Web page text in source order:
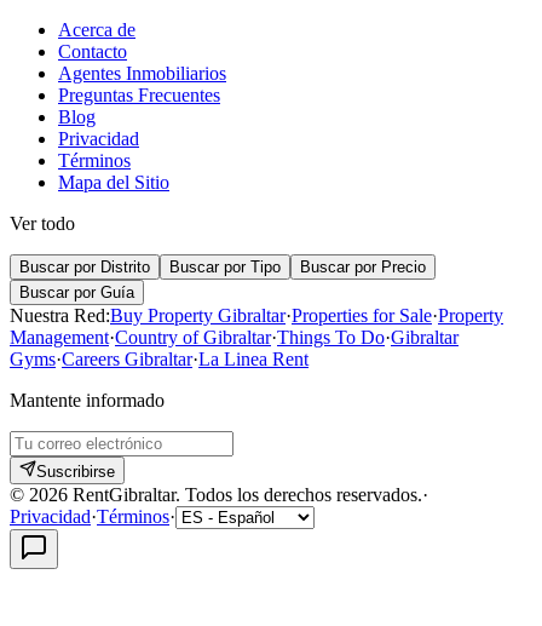
Acerca de
Contacto
Agentes Inmobiliarios
Preguntas Frecuentes
Blog
Privacidad
Términos
Mapa del Sitio
Ver todo
Buscar por Distrito Buscar por Tipo
Buscar por Precio
Buscar por Guía
Nuestra Red:Buy Property Gibraltar·Properties for Sale·Property
Management·Country of Gibraltar·Things To Do·Gibraltar
Gyms·Careers Gibraltar·La Linea Rent
Mantente informado
Suscribirse
© 2026 RentGibraltar. Todos los derechos reservados.·
Privacidad·Términos·